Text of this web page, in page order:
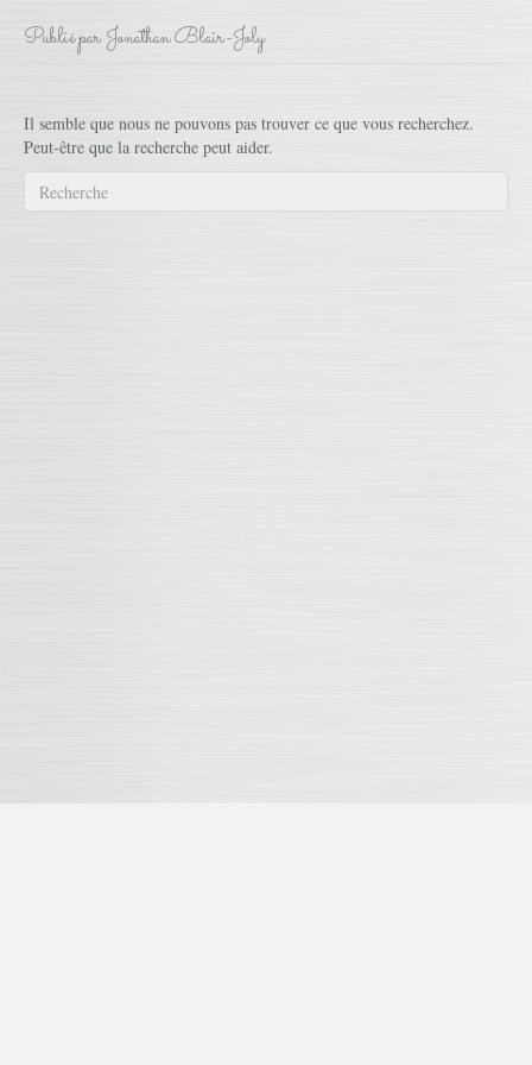
Publié par Jonathan Blair-Joly
Il semble que nous ne pouvons pas trouver ce que vous recherchez.
Peut-être que la recherche peut aider.